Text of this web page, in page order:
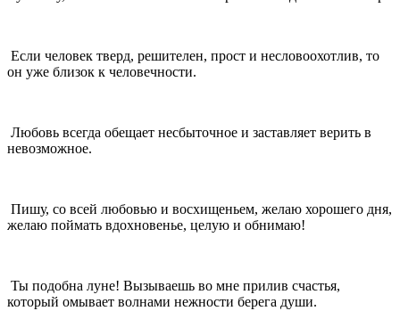
Если человек тверд, решителен, прост и несловоохотлив, то
он уже близок к человечности.
Любовь всегда обещает несбыточное и заставляет верить в
невозможное.
Пишу, со всей любовью и восхищеньем, желаю хорошего дня,
желаю поймать вдохновенье, целую и обнимаю!
Ты подобна луне! Вызываешь во мне прилив счастья,
который омывает волнами нежности берега души.